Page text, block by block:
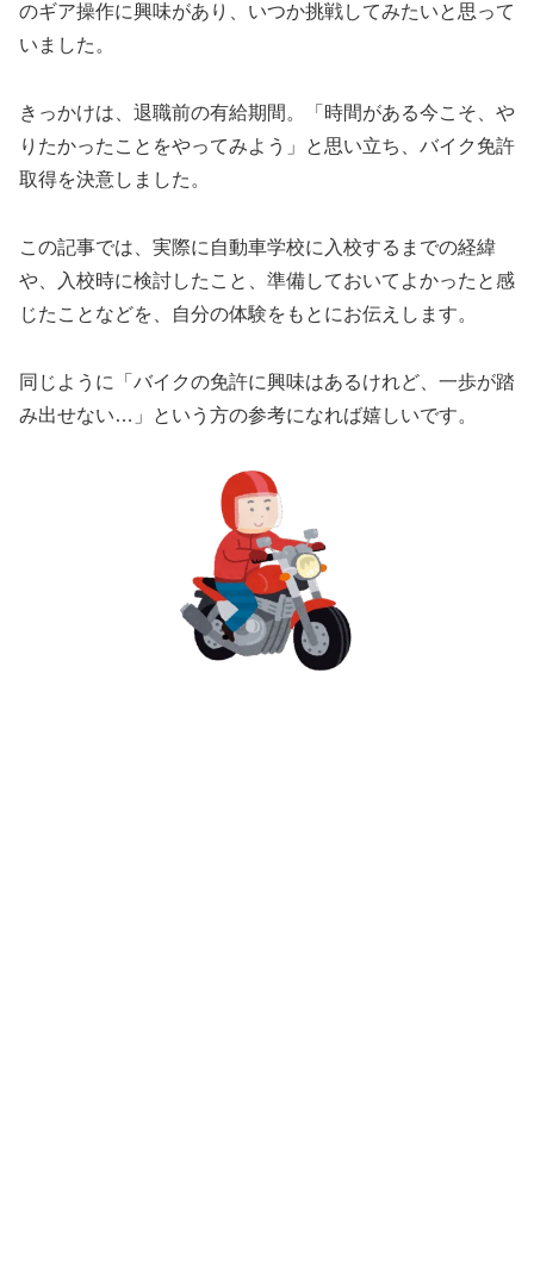
のギア操作に興味があり、いつか挑戦してみたいと思って
いました。
きっかけは、退職前の有給期間。「時間がある今こそ、や
りたかったことをやってみよう」と思い立ち、バイク免許
取得を決意しました。
この記事では、実際に自動車学校に入校するまでの経緯
や、入校時に検討したこと、準備しておいてよかったと感
じたことなどを、自分の体験をもとにお伝えします。
同じように「バイクの免許に興味はあるけれど、一歩が踏
み出せない…」という方の参考になれば嬉しいです。